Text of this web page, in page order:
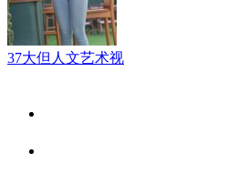
37大但人文艺术视